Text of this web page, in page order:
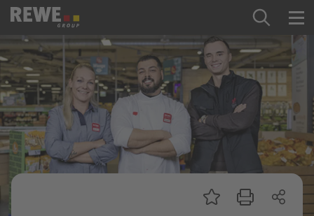
Zum Inhalt springen
Startseite
REWE Group als Arbeitgeber
Ausbildung & Studium
Praktikum & Werkstudium